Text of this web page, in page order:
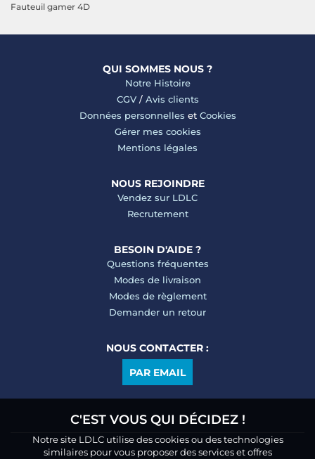
Fauteuil gamer 4D
QUI SOMMES NOUS ?
Notre Histoire
CGV/ Avis clients
Données personnelles et Cookies
Gérer mes cookies
Mentions légales
NOUS REJOINDRE
Vendez sur LDLC
Recrutement
BESOIN D'AIDE ?
Questions fréquentes
Modes de livraison
Modes de règlement
Demander un retour
NOUS CONTACTER :
PAR EMAIL
C'EST VOUS QUI DÉCIDEZ !
Notre site LDLC utilise des cookies ou des technologies
similaires pour vous proposer des services et offres